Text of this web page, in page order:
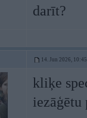
darīt?
14. Jun 2026, 10:45
kliķe